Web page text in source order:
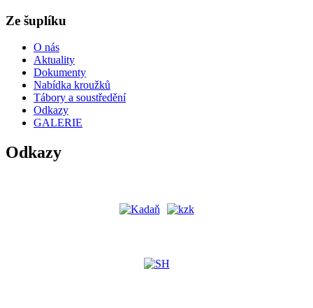
Ze šuplíku
O nás
Aktuality
Dokumenty
Nabídka kroužků
Tábory a soustředění
Odkazy
GALERIE
Odkazy